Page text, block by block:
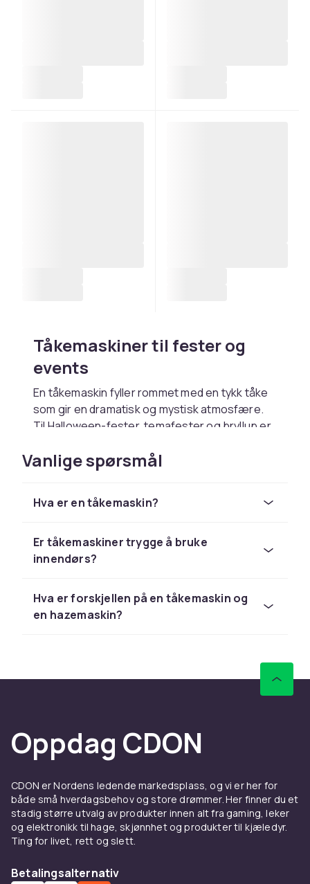
Tåkemaskiner til fester og
events
En tåkemaskin fyller rommet med en tykk tåke
som gir en dramatisk og mystisk atmosfære.
Til Halloween-fester, temafester og bryllup er
stemning. Tåken sprer seg jevnt i rommet og
er spesielt effektivt kombinert med
tåkemaskiner
som lager en lettere dis. Tåkemaskiner gir
umiddelbar og dramatisk effekt, mens haze-
innendørs
Bruk alltid godkjent tåkevæske og følg
produsentens anvisninger. Sørg for
tilstrekkelig ventilasjon og at røykvarslere er
dekket til under bruk. Tåkemaskiner bør ikke
brukes i rom med astmatikere eller folk med
luftveislidelser.
Velg riktig
Vanlige spørsmål
Hva er en tåkemaskin?
Er tåkemaskiner trygge å bruke
innendørs?
Hva er forskjellen på en tåkemaskin og
en hazemaskin?
Oppdag CDON
CDON er Nordens ledende markedsplass, og vi er her for
både små hverdagsbehov og store drømmer. Her finner du et
stadig større utvalg av produkter innen alt fra gaming, leker
og elektronikk til hage, skjønnhet og produkter til kjæledyr.
Ting for livet, rett og slett.
Betalingsalternativ